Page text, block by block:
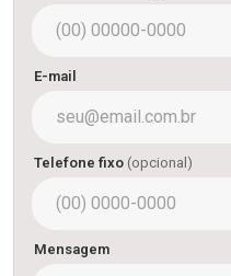
E-mail
Telefone fixo (opcional)
Mensagem